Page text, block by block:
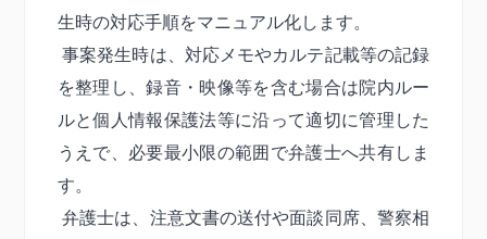
生時の対応手順をマニュアル化します。
事案発生時は、対応メモやカルテ記載等の記録
を整理し、録音・映像等を含む場合は院内ルー
ルと個人情報保護法等に沿って適切に管理した
うえで、必要最小限の範囲で弁護士へ共有しま
す。
弁護士は、注意文書の送付や面談同席、警察相